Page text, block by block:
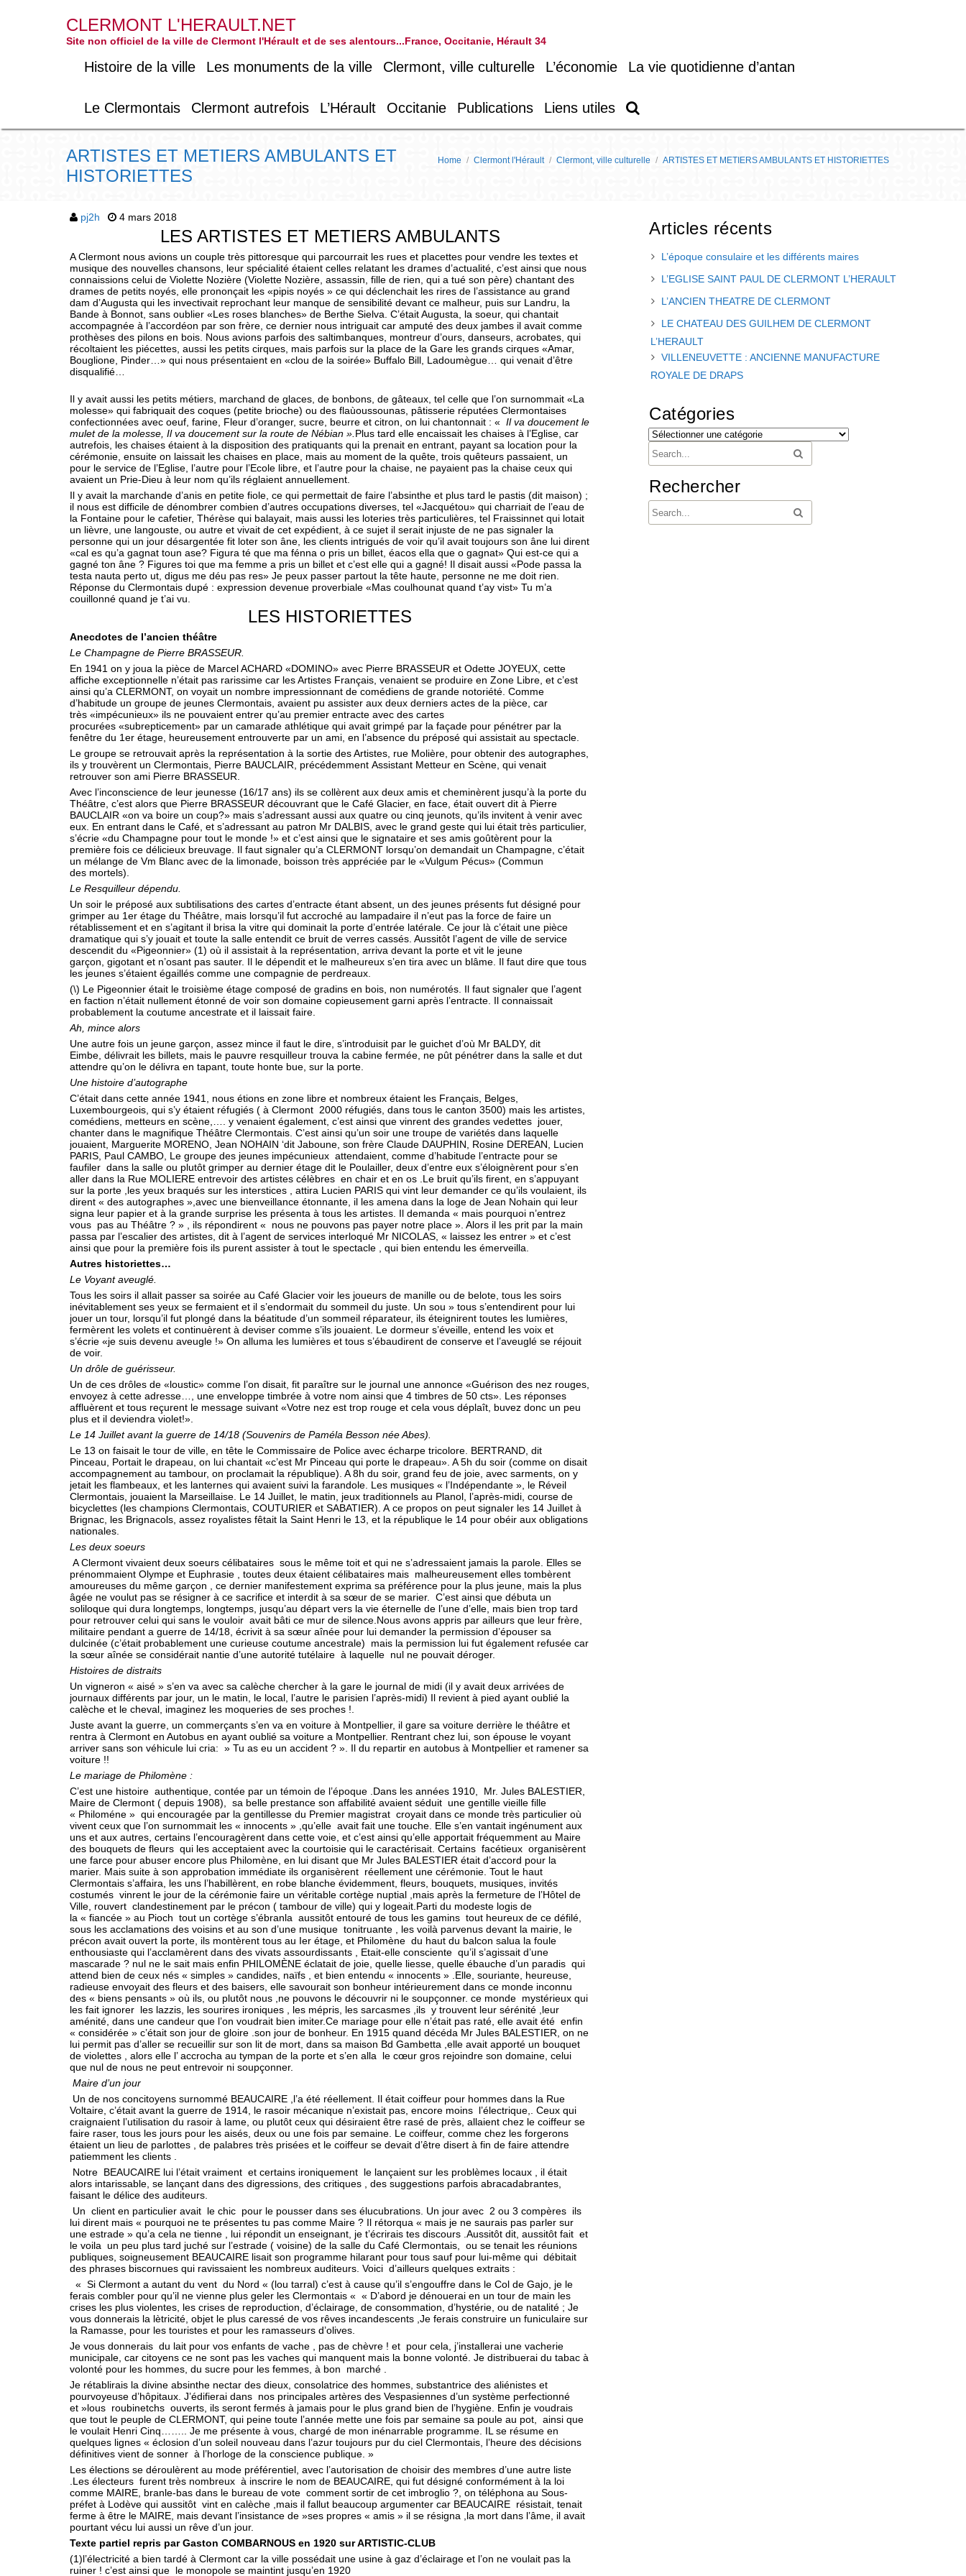
CLERMONT L'HERAULT.NET
Site non officiel de la ville de Clermont l'Hérault et de ses alentours...France, Occitanie, Hérault 34
Histoire de la ville Les monuments de la ville Clermont, ville culturelle L’économie La vie quotidienne d’antan
Le Clermontais Clermont autrefois L’Hérault Occitanie Publications Liens utiles
Home / Clermont l'Hérault / Clermont, ville culturelle / ARTISTES ET METIERS AMBULANTS ET HISTORIETTES
ARTISTES ET METIERS AMBULANTS ET
HISTORIETTES
pj2h 4 mars 2018
LES ARTISTES ET METIERS AMBULANTS
A Clermont nous avions un couple très pittoresque qui parcourrait les rues et placettes pour vendre les textes et
musique des nouvelles chansons, leur spécialité étaient celles relatant les drames d’actualité, c’est ainsi que nous
connaissions celui de Violette Nozière (Violette Nozière, assassin, fille de rien, qui a tué son père) chantant des
drames de petits noyés, elle prononçait les «pipis noyés » ce qui déclenchait les rires de l’assistance au grand
dam d’Augusta qui les invectivait reprochant leur manque de sensibilité devant ce malheur, puis sur Landru, la
Bande à Bonnot, sans oublier «Les roses blanches» de Berthe Sielva. C’était Augusta, la soeur, qui chantait
accompagnée à l’accordéon par son frère, ce dernier nous intriguait car amputé des deux jambes il avait comme
prothèses des pilons en bois. Nous avions parfois des saltimbanques, montreur d’ours, danseurs, acrobates, qui
récoltaient les piécettes, aussi les petits cirques, mais parfois sur la place de la Gare les grands cirques «Amar,
Bouglione, Pinder…» qui nous présentaient en «clou de la soirée» Buffalo Bill, Ladoumègue… qui venait d’être
disqualifié…
Il y avait aussi les petits métiers, marchand de glaces, de bonbons, de gâteaux, tel celle que l’on surnommait «La
molesse» qui fabriquait des coques (petite brioche) ou des flaùoussounas, pâtisserie réputées Clermontaises
confectionnées avec oeuf, farine, Fleur d’oranger, sucre, beurre et citron, on lui chantonnait : « Il va doucement le
mulet de la molesse, Il va doucement sur la route de Nébian ». Plus tard elle encaissait les chaises à l’Eglise, car
autrefois, les chaises étaient à la disposition des pratiquants qui la prenait en entrant, payant sa location pour la
cérémonie, ensuite on laissait les chaises en place, mais au moment de la quête, trois quêteurs passaient, un
pour le service de l’Eglise, l’autre pour l’Ecole libre, et l’autre pour la chaise, ne payaient pas la chaise ceux qui
avaient un Prie-Dieu à leur nom qu’ils réglaient annuellement.
Il y avait la marchande d’anis en petite fiole, ce qui permettait de faire l’absinthe et plus tard le pastis (dit maison) ;
il nous est difficile de dénombrer combien d’autres occupations diverses, tel «Jacquétou» qui charriait de l’eau de
la Fontaine pour le cafetier, Thérèse qui balayait, mais aussi les loteries très particulières, tel Fraissinnet qui lotait
un lièvre, une langouste, ou autre et vivait de cet expédient, à ce sujet il serait injuste de ne pas signaler la
personne qui un jour désargentée fit loter son âne, les clients intrigués de voir qu’il avait toujours son âne lui dirent
«cal es qu’a gagnat toun ase? Figura té que ma fénna o pris un billet, éacos ella que o gagnat» Qui est-ce qui a
gagné ton âne ? Figures toi que ma femme a pris un billet et c’est elle qui a gagné! Il disait aussi «Pode passa la
testa nauta perto ut, digus me déu pas res» Je peux passer partout la tête haute, personne ne me doit rien.
Réponse du Clermontais dupé : expression devenue proverbiale «Mas coulhounat quand t’ay vist» Tu m’a
couillonné quand je t’ai vu.
LES HISTORIETTES
Anecdotes de l’ancien théâtre
Le Champagne de Pierre BRASSEUR.
En 1941 on y joua la pièce de Marcel ACHARD «DOMINO» avec Pierre BRASSEUR et Odette JOYEUX, cette
affiche exceptionnelle n’était pas rarissime car les Artistes Français, venaient se produire en Zone Libre, et c’est
ainsi qu’a CLERMONT, on voyait un nombre impressionnant de comédiens de grande notoriété. Comme
d’habitude un groupe de jeunes Clermontais, avaient pu assister aux deux derniers actes de la pièce, car
très «impécunieux» ils ne pouvaient entrer qu’au premier entracte avec des cartes
procurées «subrepticement» par un camarade athlétique qui avait grimpé par la façade pour pénétrer par la
fenêtre du 1er étage, heureusement entrouverte par un ami, en l’absence du préposé qui assistait au spectacle.
Le groupe se retrouvait après la représentation à la sortie des Artistes, rue Molière, pour obtenir des autographes,
ils y trouvèrent un Clermontais, Pierre BAUCLAIR, précédemment Assistant Metteur en Scène, qui venait
retrouver son ami Pierre BRAS­SEUR.
Avec l’inconscience de leur jeunesse (16/17 ans) ils se collèrent aux deux amis et cheminèrent jusqu’à la porte du
Théâtre, c’est alors que Pierre BRASSEUR découvrant que le Café Glacier, en face, était ouvert dit à Pierre
BAUCLAIR «on va boire un coup?» mais s’adressant aussi aux quatre ou cinq jeunots, qu’ils invitent à venir avec
eux. En entrant dans le Café, et s’adressant au patron Mr DALBIS, avec le grand geste qui lui était très particulier,
s’écrie «du Champagne pour tout le monde !» et c’est ainsi que le signataire et ses amis goûtèrent pour la
première fois ce délicieux breuvage. Il faut signaler qu’a CLERMONT lorsqu’on demandait un Champagne, c’était
un mélange de Vm Blanc avec de la limonade, boisson très appréciée par le «Vulgum Pécus» (Commun
des mortels).
Le Resquilleur dépendu.
Un soir le préposé aux subtilisations des cartes d’entracte étant absent, un des jeunes présents fut désigné pour
grimper au 1er étage du Théâtre, mais lorsqu’il fut accroché au lampadaire il n’eut pas la force de faire un
rétablissement et en s’agitant il brisa la vitre qui dominait la porte d’entrée latérale. Ce jour là c’était une pièce
dramatique qui s’y jouait et toute la salle entendit ce bruit de verres cassés. Aussitôt l’agent de ville de service
descendit du «Pigeonnier» (1) où il assis­tait à la représentation, arriva devant la porte et vit le jeune
garçon, gigotant et n’osant pas sauter. Il le dépendit et le malheureux s’en tira avec un blâme. Il faut dire que tous
les jeunes s’étaient égaillés comme une compagnie de perdreaux.
(\) Le Pigeonnier était le troisième étage composé de gradins en bois, non numérotés. Il faut signaler que l’agent
en faction n’était nullement étonné de voir son domaine copieusement garni après l’entracte. Il connaissait
probablement la coutume ancestrate et il laissait faire.
Ah, mince alors
Une autre fois un jeune garçon, assez mince il faut le dire, s’intro­duisit par le guichet d’où Mr BALDY, dit
Eimbe, délivrait les billets, mais le pauvre resquilleur trouva la cabine fermée, ne pût pénétrer dans la salle et dut
attendre qu’on le délivra en tapant, toute honte bue, sur la porte.
Une histoire d’autographe
C’était dans cette année 1941, nous étions en zone libre et nombreux étaient les Français, Belges,
Luxembourgeois, qui s’y étaient réfugiés ( à Clermont 2000 réfugiés, dans tous le canton 3500) mais les artistes,
comédiens, metteurs en scène,…. y venaient également, c’est ainsi que vinrent des grandes vedettes jouer,
chanter dans le magnifique Théâtre Clermontais. C’est ainsi qu’un soir une troupe de variétés dans laquelle
jouaient, Marguerite MORENO, Jean NOHAIN ‘dit Jaboune, son frère Claude DAUPHIN, Rosine DEREAN, Lucien
PARIS, Paul CAMBO, Le groupe des jeunes impécunieux attendaient, comme d’habitude l’entracte pour se
faufiler dans la salle ou plutôt grimper au dernier étage dit le Poulailler, deux d’entre eux s’éloignèrent pour s’en
aller dans la Rue MOLIERE entrevoir des artistes célèbres en chair et en os . Le bruit qu’ils firent, en s’appuyant
sur la porte ,les yeux braqués sur les interstices , attira Lucien PARIS qui vint leur demander ce qu’ils voulaient, ils
dirent « des autographes »,avec une bienveillance étonnante, il les amena dans la loge de Jean Nohain qui leur
signa leur papier et à la grande surprise les présenta à tous les artistes. Il demanda « mais pourquoi n’entrez
vous pas au Théâtre ? » , ils répondirent « nous ne pouvons pas payer notre place ». Alors il les prit par la main
passa par l’escalier des artistes, dit à l’agent de services interloqué Mr NICOLAS, « laissez les entrer » et c’est
ainsi que pour la première fois ils purent assister à tout le spectacle , qui bien entendu les émerveilla.
Autres historiettes…
Le Voyant aveuglé.
Tous les soirs il allait passer sa soirée au Café Glacier voir les joueurs de manille ou de belote, tous les soirs
inévitablement ses yeux se fer­maient et il s’endormait du sommeil du juste. Un sou » tous s’entendirent pour lui
jouer un tour, lorsqu’il fut plongé dans la béatitude d’un sommeil réparateur, ils éteignirent toutes les lumières,
fermèrent les volets et continuèrent à deviser comme s’ils jouaient. Le dormeur s’éveille, entend les voix et
s’écrie «je suis devenu aveugle !» On alluma les lumières et tous s’ébaudirent de conserve et l’aveuglé se réjouit
de voir.
Un drôle de guérisseur.
Un de ces drôles de «loustic» comme l’on disait, fit paraître sur le journal une annonce «Guérison des nez rouges,
envoyez à cette adres­se…, une enveloppe timbrée à votre nom ainsi que 4 timbres de 50 cts». Les réponses
affluèrent et tous reçurent le message suivant «Votre nez est trop rouge et cela vous déplaît, buvez donc un peu
plus et il deviendra violet!».
Le 14 Juillet avant la guerre de 14/18 (Souvenirs de Paméla Besson née Abes).
Le 13 on faisait le tour de ville, en tête le Commissaire de Police avec écharpe tricolore. BERTRAND, dit
Pinceau, Portait le drapeau, on lui chantait «c’est Mr Pinceau qui porte le drapeau». A 5h du soir (comme on disait
accompagnement au tambour, on pro­clamait la république). A 8h du soir, grand feu de joie, avec sarments, on y
jetait les flam­beaux, et les lanternes qui avaient suivi la farandole. Les musiques « l’Indépendante », le Réveil
Clermontais, jouaient la Marseillaise. Le 14 Juillet, le matin, jeux traditionnels au Planol, l’après-midi, course de
bicyclettes (les champions Clermontais, COUTURIER et SABATIER). A ce propos on peut signaler les 14 Juillet à
Brignac, les Brignacols, assez royalistes fêtait la Saint Henri le 13, et la république le 14 pour obéir aux obligations
nationales.
Les deux soeurs
A Clermont vivaient deux soeurs célibataires sous le même toit et qui ne s’adressaient jamais la parole. Elles se
prénommaient Olympe et Euphrasie , toutes deux étaient célibataires mais malheureusement elles tombèrent
amoureuses du même garçon , ce dernier manifestement exprima sa préférence pour la plus jeune, mais la plus
âgée ne voulut pas se résigner à ce sacrifice et interdit à sa sœur de se marier.
C’est ainsi que débuta un
soliloque qui dura longtemps, longtemps, jusqu’au départ vers la vie éternelle de l’une d’elle, mais bien trop tard
pour retrouver celui qui sans le vouloir avait bâti ce mur de silence. Nous avons appris par ailleurs que leur frère,
militaire pendant a guerre de 14/18, écrivit à sa sœur aînée pour lui demander la permission d’épouser sa
dulcinée (c’était probablement une curieuse coutume ancestrale) mais la permission lui fut également refusée car
la sœur aînée se considérait nantie d’une autorité tutélaire à laquelle nul ne pouvait déroger.
Histoires de distraits
Un vigneron « aisé » s’en va avec sa calèche chercher à la gare le journal de midi (il y avait deux arrivées de
journaux différents par jour, un le matin, le local, l’autre le parisien l’après-midi) Il revient à pied ayant oublié la
calèche et le cheval, imaginez les moqueries de ses proches !.
Juste avant la guerre, un commerçants s’en va en voiture à Montpellier, il gare sa voiture derrière le théâtre et
rentra à Clermont en Autobus en ayant oublié sa voiture a Montpellier. Rentrant chez lui, son épouse le voyant
arriver sans son véhicule lui cria: » Tu as eu un accident ? ». Il du repartir en autobus à Montpellier et ramener sa
voiture !!
Le mariage de Philomène :
C’est une histoire authentique, contée par un témoin de l’époque .Dans les années 1910, Mr. Jules BALESTIER,
Maire de Clermont ( depuis 1908), sa belle prestance son affabilité avaient séduit une gentille vieille fille
« Philoméne » qui encouragée par la gentillesse du Premier magistrat croyait dans ce monde très particulier où
vivent ceux que l’on surnommait les « innocents » ,qu’elle avait fait une touche. Elle s’en vantait ingénument aux
uns et aux autres, certains l’encouragèrent dans cette voie, et c’est ainsi qu’elle apportait fréquemment au Maire
des bouquets de fleurs qui les acceptaient avec la courtoisie qui le caractérisait. Certains facétieux organisèrent
une farce pour abuser encore plus Philomène, en lui disant que Mr Jules BALESTIER était d’accord pour la
marier. Mais suite à son approbation immédiate ils organisèrent réellement une cérémonie. Tout le haut
Clermontais s’affaira, les uns l’habillèrent, en robe blanche évidemment, fleurs, bouquets, musiques, invités
costumés vinrent le jour de la cérémonie faire un véritable cortège nuptial ,mais après la fermeture de l’Hôtel de
Ville, rouvert clandestinement par le précon ( tambour de ville) qui y logeait. Parti du modeste logis de
la « fiancée » au Pioch tout un cortège s’ébranla aussitôt entouré de tous les gamins tout heureux de ce défilé,
sous les acclamations des voisins et au son d’une musique tonitruante , les voilà parvenus devant la mairie, le
précon avait ouvert la porte, ils montèrent tous au Ier étage, et Philomène du haut du balcon salua la foule
enthousiaste qui l’acclamèrent dans des vivats assourdissants , Etait-elle consciente qu’il s’agissait d’une
mascarade ? nul ne le sait mais enfin PHILOMÈNE éclatait de joie, quelle liesse, quelle ébauche d’un paradis qui
attend bien de ceux nés « simples » candides, naïfs , et bien entendu « innocents » . Elle, souriante, heureuse,
radieuse envoyait des fleurs et des baisers, elle savourait son bonheur intérieurement dans ce monde inconnu
des « biens pensants » où ils, ou plutôt nous ,ne pouvons le découvrir ni le soupçonner. ce monde mystérieux qui
les fait ignorer les lazzis, les sourires ironiques , les mépris, les sarcasmes ,ils y trouvent leur sérénité ,leur
aménité, dans une candeur que l’on voudrait bien imiter.Ce mariage pour elle n’était pas raté, elle avait été enfin
« considérée » c’était son jour de gloire .son jour de bonheur. En 1915 quand décéda Mr Jules BALESTIER, on ne
lui permit pas d’aller se recueillir sur son lit de mort, dans sa maison Bd Gambetta ,elle avait apporté un bouquet
de violettes , alors elle l’ accrocha au tympan de la porte et s’en alla le cœur gros rejoindre son domaine, celui
que nul de nous ne peut entrevoir ni soupçonner.
Maire d’un jour
Un de nos concitoyens surnommé BEAUCAIRE ,l’a été réellement. Il était coiffeur pour hommes dans la Rue
Voltaire, c’était avant la guerre de 1914, le rasoir mécanique n’existait pas, encore moins l’électrique,. Ceux qui
craignaient l’utilisation du rasoir à lame, ou plutôt ceux qui désiraient être rasé de près, allaient chez le coiffeur se
faire raser, tous les jours pour les aisés, deux ou une fois par semaine. Le coiffeur, comme chez les forgerons
étaient un lieu de parlottes , de palabres très prisées et le coiffeur se devait d’être disert à fin de faire attendre
patiemment les clients .
Notre BEAUCAIRE lui l’était vraiment et certains ironiquement le lançaient sur les problèmes locaux , il était
alors intarissable, se lançant dans des digressions, des critiques , des suggestions parfois abracadabrantes,
faisant le délice des auditeurs.
Un client en particulier avait le chic pour le pousser dans ses élucubrations. Un jour avec 2 ou 3 compères ils
lui dirent mais « pourquoi ne te présentes tu pas comme Maire ? Il rétorqua « mais je ne saurais pas parler sur
une estrade » qu’a cela ne tienne , lui répondit un enseignant, je t’écrirais tes discours .Aussitôt dit, aussitôt fait et
le voila un peu plus tard juché sur l’estrade ( voisine) de la salle du Café Clermontais, ou se tenait les réunions
publiques, soigneusement BEAUCAIRE lisait son programme hilarant pour tous sauf pour lui-même qui débitait
des phrases biscornues qui ravissaient les nombreux auditeurs. Voici d’ailleurs quelques extraits :
« Si Clermont a autant du vent du Nord « (lou tarral) c’est à cause qu’il s’engouffre dans le Col de Gajo, je le
ferais combler pour qu’il ne vienne plus geler les Clermontais « « D’abord je dénouerai en un tour de main les
crises les plus violentes, les crises de reproduction, d’éclairage, de consommation, d’hystérie, ou de natalité ; Je
vous donnerais la lètricité, objet le plus caressé de vos rêves incandescents ,Je ferais construire un funiculaire sur
la Ramasse, pour les touristes et pour les ramasseurs d’olives.
Je vous donnerais du lait pour vos enfants de vache , pas de chèvre ! et pour cela, j’installerai une vacherie
municipale, car citoyens ce ne sont pas les vaches qui manquent mais la bonne volonté. Je distribuerai du tabac à
volonté pour les hommes, du sucre pour les femmes, à bon marché .
Je rétablirais la divine absinthe nectar des dieux, consolatrice des hommes, substantrice des aliénistes et
pourvoyeuse d’hôpitaux. J’édifierai dans nos principales artères des Vespasiennes d’un système perfectionné
et »lous roubinetchs ouverts, ils seront fermés à jamais pour le plus grand bien de l’hygiène. Enfin je voudrais
que tout le peuple de CLERMONT, qui peine toute l’année mette une fois par semaine sa poule au pot, ainsi que
le voulait Henri Cinq…….. Je me présente à vous, chargé de mon inénarrable programme. IL se résume en
quelques lignes « éclosion d’un soleil nouveau dans l’azur toujours pur du ciel Clermontais, l’heure des décisions
définitives vient de sonner à l’horloge de la conscience publique. »
Les élections se déroulèrent au mode préférentiel, avec l’autorisation de choisir des membres d’une autre liste
.Les électeurs furent très nombreux à inscrire le nom de BEAUCAIRE, qui fut désigné conformément à la loi
comme MAIRE, branle-bas dans le bureau de vote comment sortir de cet imbroglio ?, on téléphona au Sous-
préfet à Lodève qui aussitôt vint en calèche ,mais il fallut beaucoup argumenter car BEAUCAIRE résistait, tenait
ferme à être le MAIRE, mais devant l’insistance de »ses propres « amis » il se résigna ,la mort dans l’âme, il avait
pourtant vécu lui aussi un rêve d’un jour.
Texte partiel repris par Gaston COMBARNOUS en 1920 sur ARTISTIC-CLUB
(1)l’électricité a bien tardé à Clermont car la ville possédait une usine à gaz d’éclairage et l’on ne voulait pas la
ruiner ! c’est ainsi que le monopole se maintint jusqu’en 1920
Articles récents
L’époque consulaire et les différents maires
L’EGLISE SAINT PAUL DE CLERMONT L’HERAULT
L’ANCIEN THEATRE DE CLERMONT
LE CHATEAU DES GUILHEM DE CLERMONT
L’HERAULT
VILLENEUVETTE : ANCIENNE MANUFACTURE
ROYALE DE DRAPS
Catégories
Rechercher